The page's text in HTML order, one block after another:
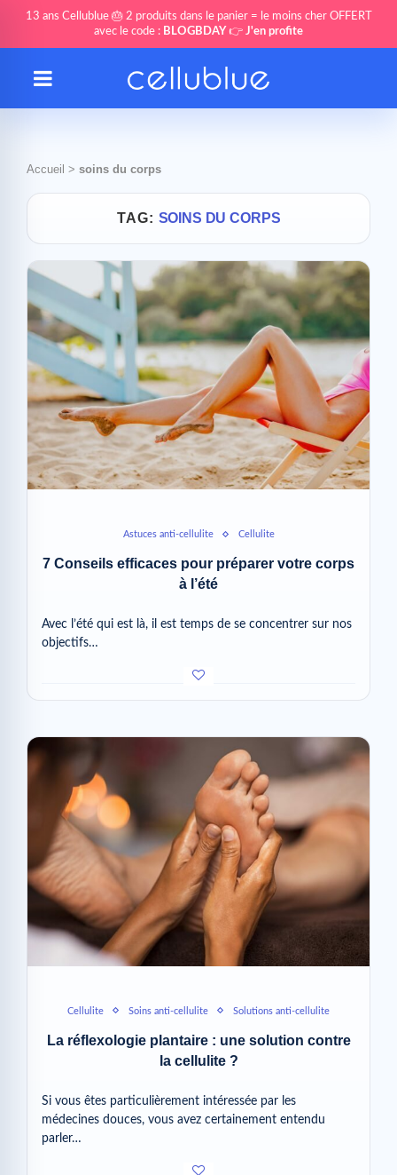
13 ans Cellublue 🎂 2 produits dans le panier = le moins cher OFFERT
avec le code : BLOGBDAY 👉 J'en profite
Accueil > soins du corps
TAG: SOINS DU CORPS
Astuces anti-cellulite Cellulite
7 Conseils efficaces pour préparer votre corps
à l’été
Avec l’été qui est là, il est temps de se concentrer sur nos
objectifs…
Cellulite Soins anti-cellulite Solutions anti-cellulite
La réflexologie plantaire : une solution contre
la cellulite ?
Si vous êtes particulièrement intéressée par les
médecines douces, vous avez certainement entendu
parler…